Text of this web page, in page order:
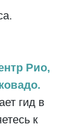
Рио,
гид в
к